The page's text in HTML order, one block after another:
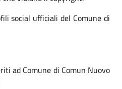
social ufficiali del Comune di
ad Comune di Comun Nuovo